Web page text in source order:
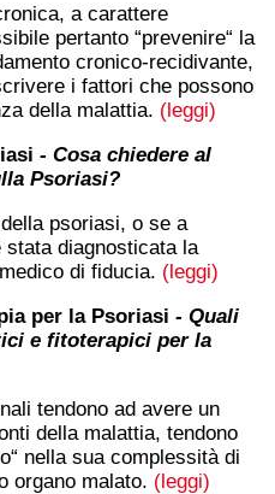
a carattere
pertanto “prevenire“ la
cronico-recidivante,
i fattori che possono
della malattia. (leggi)
- Cosa chiedere al
Psoriasi?
psoriasi, o se a
diagnosticata la
di fiducia. (leggi)
per la Psoriasi - Quali
e fitoterapici per la
tendono ad avere un
della malattia, tendono
nella sua complessità di
organo malato. (leggi)